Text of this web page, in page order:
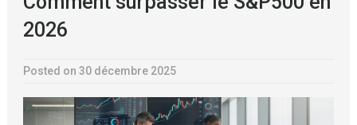
2026
Posted on 30 décembre 2025